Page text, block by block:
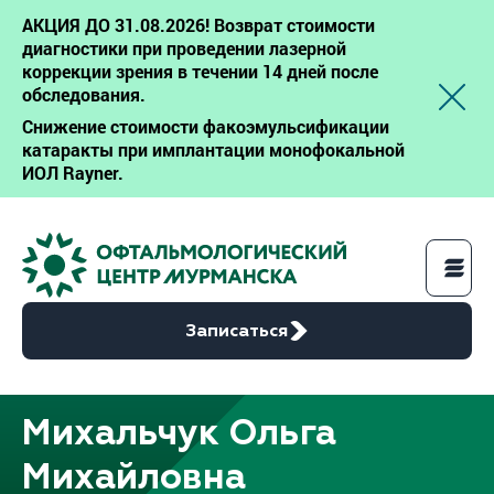
АКЦИЯ ДО 31.08.2026! Возврат стоимости
диагностики при проведении лазерной
коррекции зрения в течении 14 дней после
обследования.
Снижение стоимости факоэмульсификации
катаракты при имплантации монофокальной
ИОЛ Rayner.
Записаться
Услуги
Цены
Михальчук Ольга
Михайловна